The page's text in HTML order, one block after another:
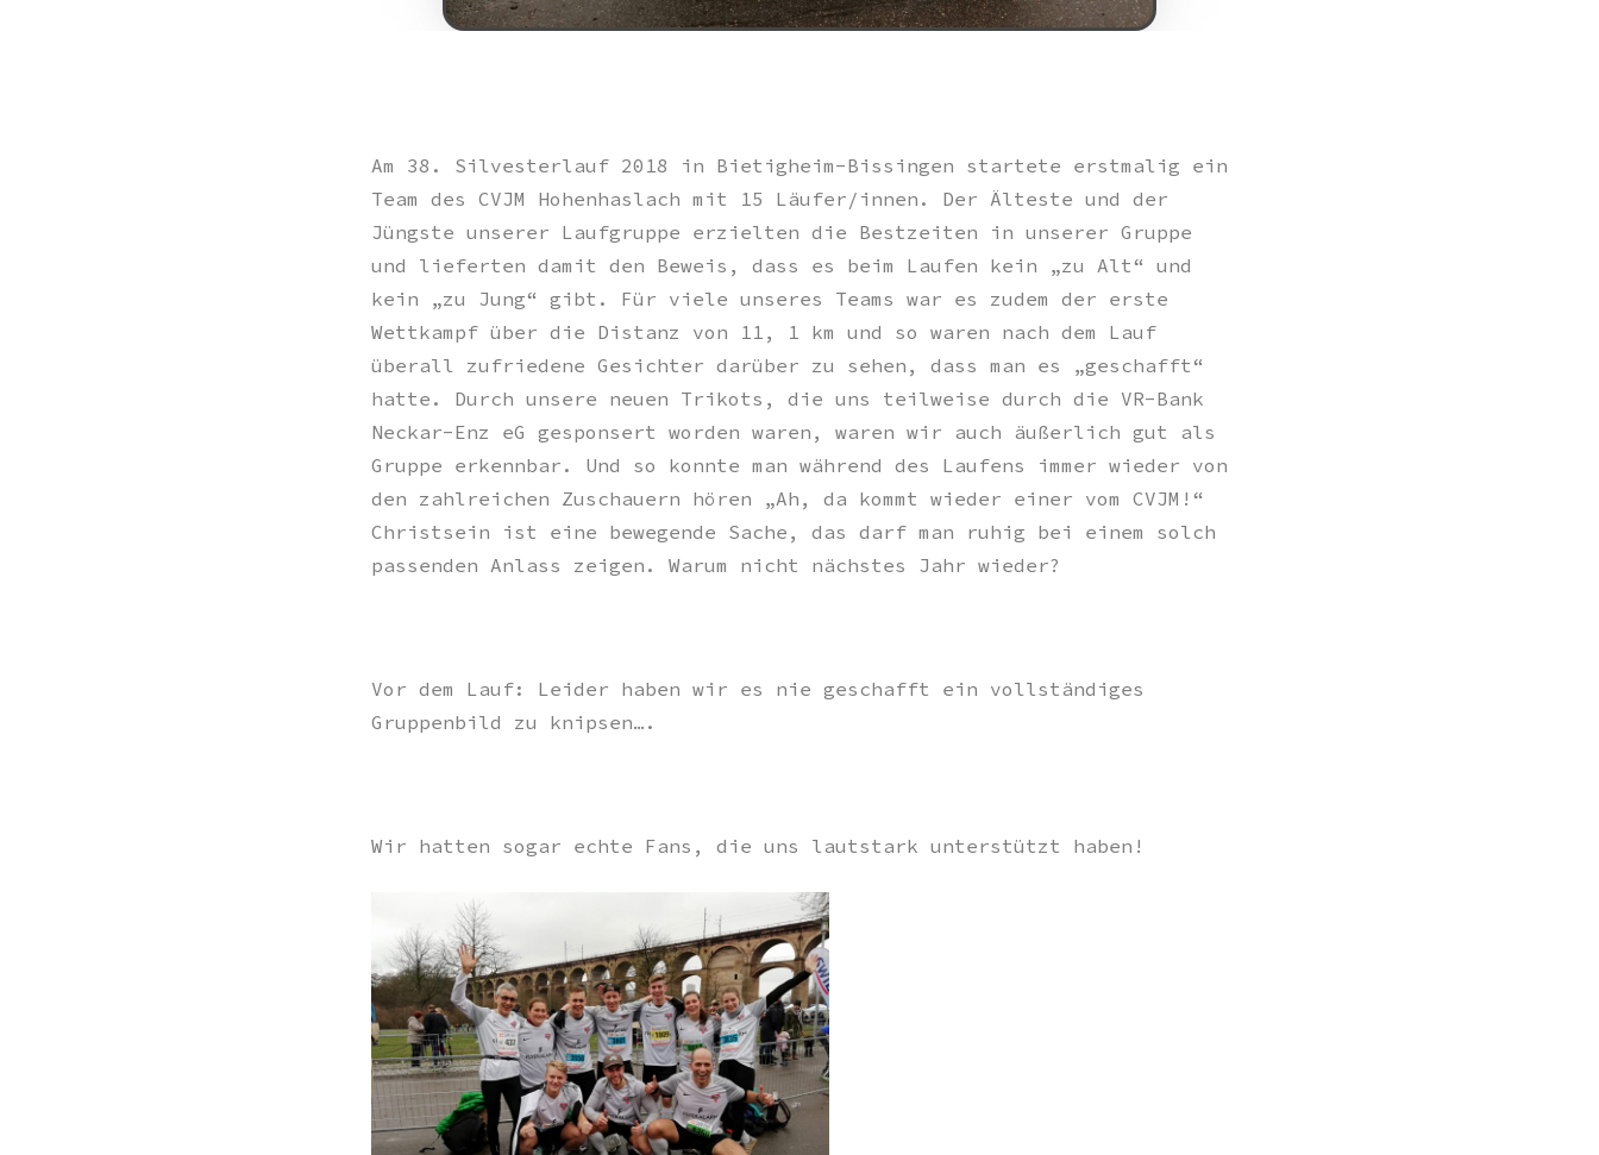
Am 38. Silvesterlauf 2018 in Bietigheim-Bissingen startete erstmalig ein
Team des CVJM Hohenhaslach mit 15 Läufer/innen. Der Älteste und der
Jüngste unserer Laufgruppe erzielten die Bestzeiten in unserer Gruppe
und lieferten damit den Beweis, dass es beim Laufen kein „zu Alt“ und
kein „zu Jung“ gibt. Für viele unseres Teams war es zudem der erste
Wettkampf über die Distanz von 11, 1 km und so waren nach dem Lauf
überall zufriedene Gesichter darüber zu sehen, dass man es „geschafft“
hatte. Durch unsere neuen Trikots, die uns teilweise durch die VR-Bank
Neckar-Enz eG gesponsert worden waren, waren wir auch äußerlich gut als
Gruppe erkennbar. Und so konnte man während des Laufens immer wieder von
den zahlreichen Zuschauern hören „Ah, da kommt wieder einer vom CVJM!“
Christsein ist eine bewegende Sache, das darf man ruhig bei einem solch
passenden Anlass zeigen. Warum nicht nächstes Jahr wieder?
Vor dem Lauf: Leider haben wir es nie geschafft ein vollständiges
Gruppenbild zu knipsen….
Wir hatten sogar echte Fans, die uns lautstark unterstützt haben!